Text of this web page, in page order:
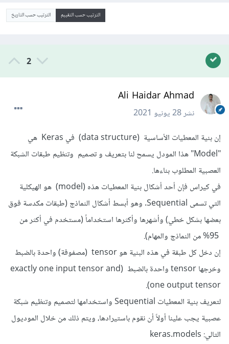
الترتيب حسب التقييم الترتيب حسب التاريخ
2
Ali Haidar Ahmad
نشر28 يونيو 2021
إن بنية المعطيات الأساسية (data structure) في Keras هي
"Model" هذا المودل يسمح لنا بتعريف و تصميم وتنظيم طبقات الشبكة
العصبية المطلوب بناءها.
في كيراس فإن أحد أشكال بنية المعطيات هذه (model) هو الهيكلية
التي تسمى Sequential. وهو أبسط أشكال النماذج (طبقات مكدسة فوق
بعضها بشكل خطي) وأشهرها وأكثرها استخداماً (مستخدم في أكثر من
إن دخل كل طبقة في هذه البنية هو tensor (مصفوفة) واحدة بالضبط
وخرجها tensor واحدة بالضبط (exactly one input tensor and
one output tensor).
لتعريف بنية المعطيات Sequential واستخدامها لتصميم وتنظيم شبكة
عصبية يجب علينا أولاً أن نقوم باستيرادها، ويتم ذلك من خلال الموديول
التالي: keras.models